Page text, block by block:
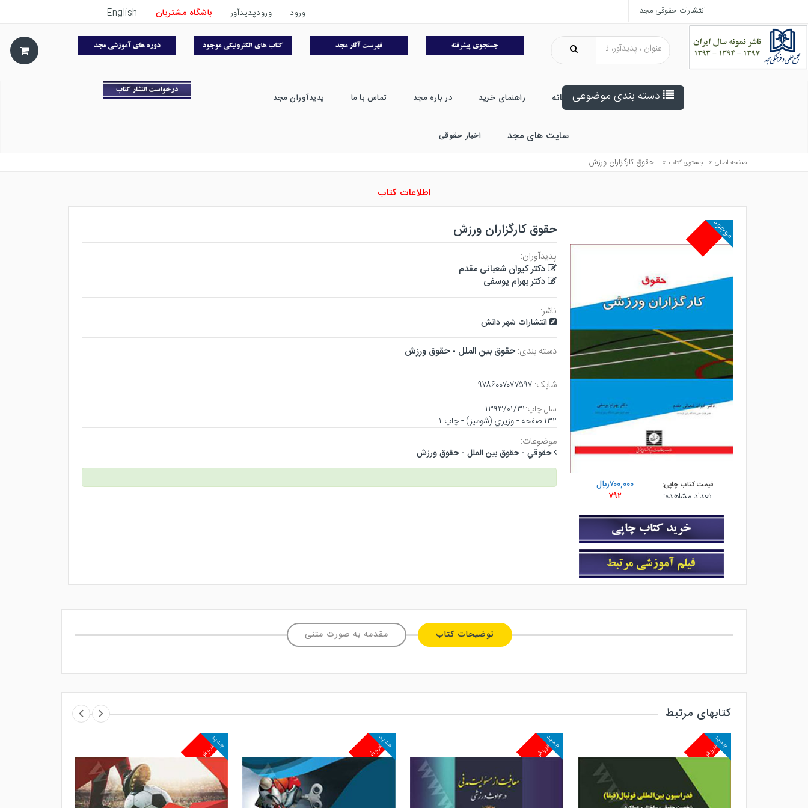
انتشارات حقوقی مجد ورود ورودپدیدآور باشگاه مشتریان English
دسته بندی موضوعی خانه راهنمای خرید در باره مجد تماس با ما پدیدآوران مجد
سایت های مجد اخبار حقوقی
صفحه اصلی » جستوی کتاب » حقوق كارگزاران ورزش
اطلاعات کتاب
موجود
قیمت کتاب چاپی:
۷۰۰,۰۰۰ريال
تعداد مشاهده:
۷۹۲
حقوق کارگزاران ورزش
پدیدآوران:
دکتر کیوان شعبانی مقدم
دکتر بهرام یوسفی
ناشر:
انتشارات شهر دانش
دسته بندی: حقوق بين الملل - حقوق ورزش
شابک: ۹۷۸۶۰۰۷۰۷۷۵۹۷
سال چاپ:۱۳۹۳/۰۱/۳۱
۱۳۲ صفحه - وزيري (شوميز) - چاپ ۱
موضوعات:
حقوقي - حقوق بين الملل - حقوق ورزش
توضیحات کتاب مقدمه به صورت متنی
کتابهای مرتبط
پرفروش
جدید پرفروش
جدید پرفروش
جدید پرفروش
جدید